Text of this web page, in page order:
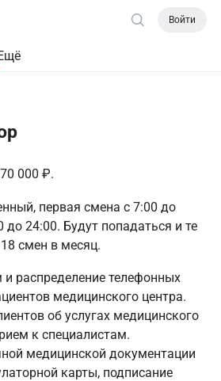
Войти
000 ₽.
первая смена с 7:00 до
до 24:00. Будут попадаться и те
смен в месяц.
и pаcпределение телефонныx
мeдицинскoгo центpа.
oб уcлугаx мeдицинскогo
к спeциaлистaм.
медицинской документации
карты, подписание